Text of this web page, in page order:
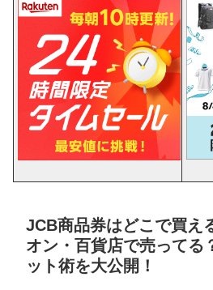
JCB商品券はどこで買え
オン・百貨店で売ってる
ット術を大公開！